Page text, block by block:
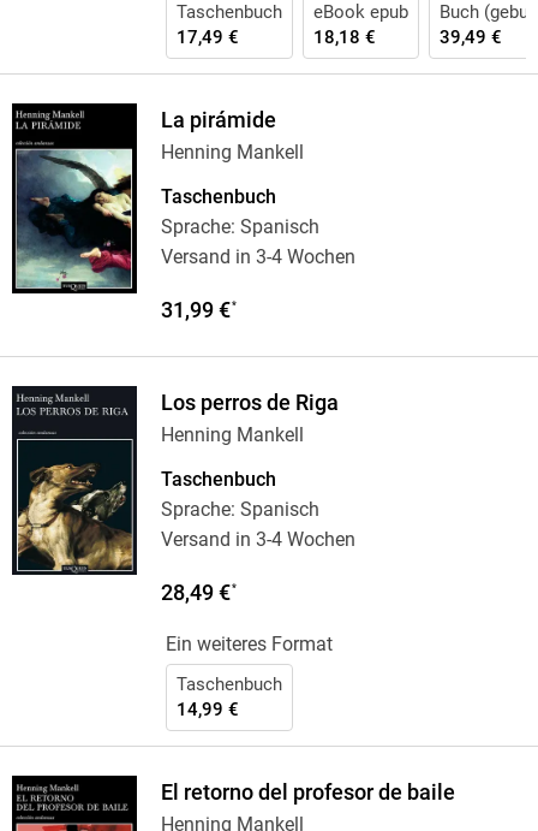
Taschenbuch
17,49 €
eBook epub
18,18 €
Buch
39,49 €
La pirámide
Henning Mankell
Taschenbuch
Sprache: Spanisch
Versand in 3-4 Wochen
31,99 €*
Los perros de Riga
Henning Mankell
Taschenbuch
Sprache: Spanisch
Versand in 3-4 Wochen
28,49 €*
Ein weiteres Format
Taschenbuch
14,99 €
El retorno del profesor de baile
Henning Mankell